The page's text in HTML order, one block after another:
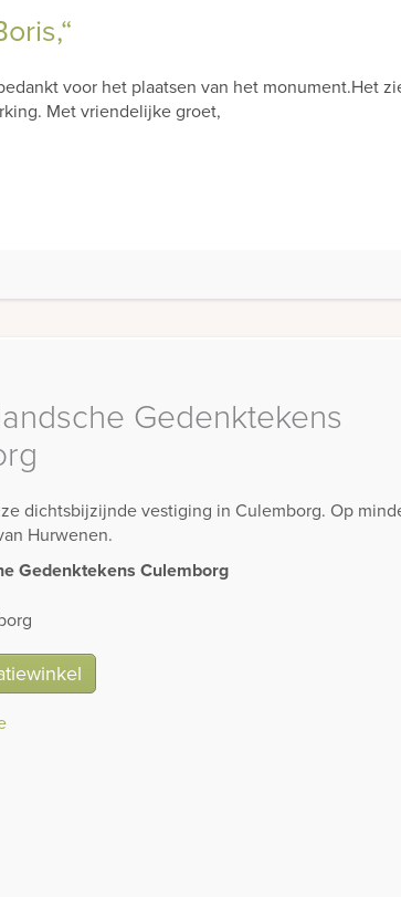
zeer van onder de indruk“
mevrouw, Ik wil u bij Den Hollandse
de indruk in positieve zin (hoe tegenstrijdig
Gedenktekens
dichtsbijzijnde vestiging in Culemborg. Op
Hurwenen.
Gedenktekens Culemborg